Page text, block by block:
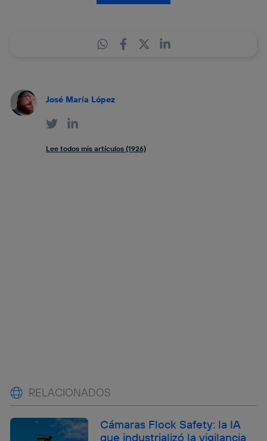
José María López
Lee todos mis artículos (1926)
RELACIONADOS
Cámaras Flock Safety: la IA
que industrializó la vigilancia